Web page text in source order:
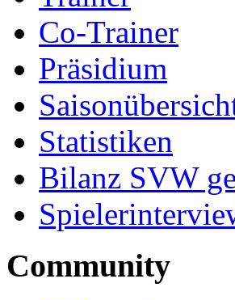
Co-Trainer
Präsidium
Statistiken
Bilanz SVW
Community